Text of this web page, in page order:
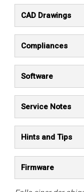
CAD Drawings
Compliances
Software
Service Notes
Hints and Tips
Firmware